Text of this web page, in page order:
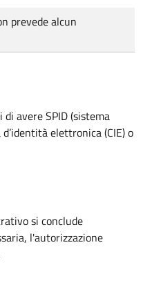
prevede alcun
avere SPID (sistema
elettronica (CIE) o
si conclude
l'autorizzazione